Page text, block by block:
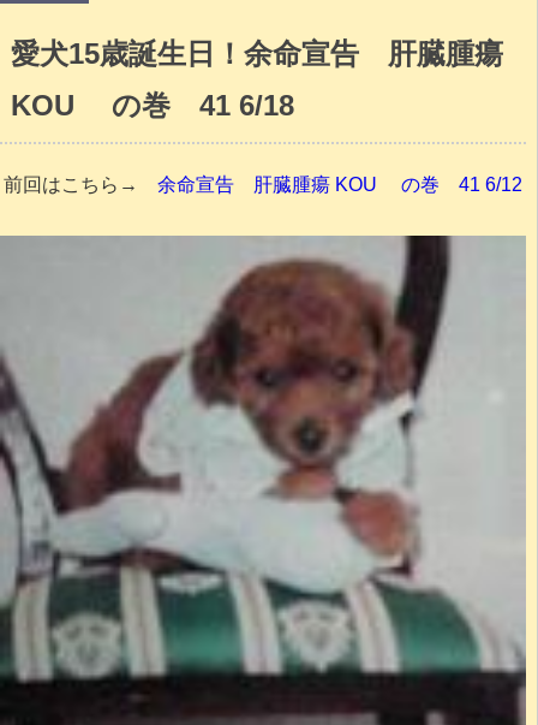
愛犬15歳誕生日！余命宣告 肝臓腫瘍
KOU の巻 41 6/18
前回はこちら→余命宣告 肝臓腫瘍 KOU の巻 41 6/12